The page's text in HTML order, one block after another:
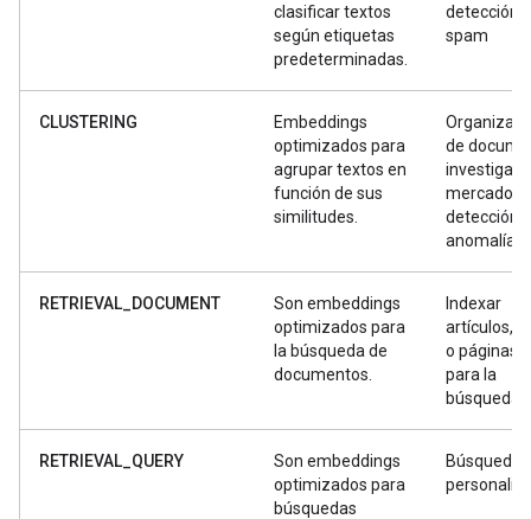
clasificar textos
según etiquetas
predeterminadas.
detección
spam
CLUSTERING
Embeddings
optimizados para
agrupar textos en
función de sus
similitudes.
de
mercado y
detección
anomalías
RETRIEVAL_DOCUMENT
Son embeddings
optimizados para
la búsqueda de
documentos.
Indexar
artículos,
o páginas
para la
búsqueda
RETRIEVAL_QUERY
Son embeddings
optimizados para
búsquedas
Búsqueda